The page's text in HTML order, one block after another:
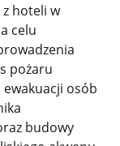
hoteli w
celu
pożaru
osób
budowy